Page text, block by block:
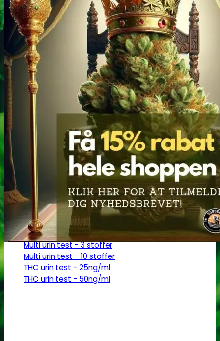
Opiater
Opiater renhedstest
THC/Cannabinoider
THC test
Cannabinoider test
Robadope
Robadope tests
Simons tests
Test af primære aminer
URIN TESTS
Multi urin test - 3 stoffer
Multi urin test - 10 stoffer
THC urin test - 25ng/ml
THC urin test - 50ng/ml